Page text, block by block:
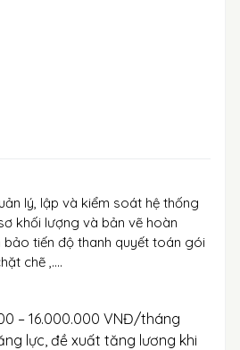
lý, lập và kiểm soát hệ thống
khối lượng và bản vẽ hoàn
tiến độ thanh quyết toán gói
chẽ ,....
– 16.000.000 VNĐ/tháng
lực, đề xuất tăng lương khi